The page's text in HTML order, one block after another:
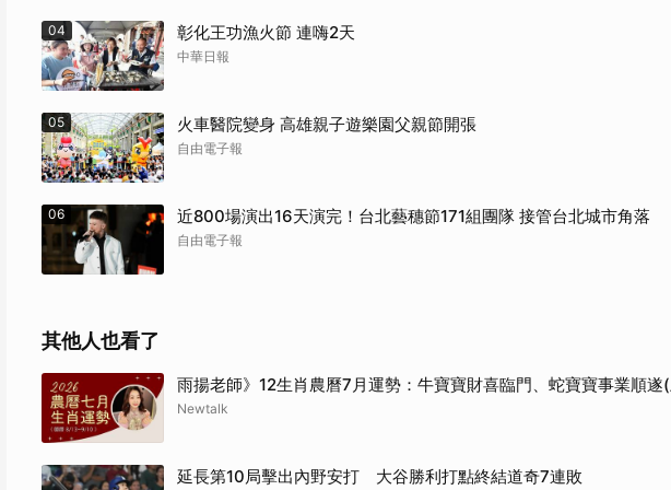
04 彰化王功漁火節 連嗨2天
中華日報
05 火車醫院變身 高雄親子遊樂園父親節開張
自由電子報
06 近800場演出16天演完！台北藝穗節171組團隊 接管台北城市角落
自由電子報
其他人也看了
雨揚老師》12生肖農曆7月運勢：牛寶寶財喜臨門、蛇寶寶事業順遂
Newtalk
延長第10局擊出內野安打 大谷勝利打點終結道奇7連敗